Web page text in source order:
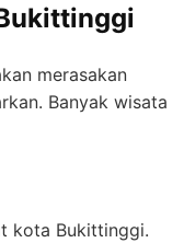
merasakan
Banyak wisata
kota Bukittinggi.